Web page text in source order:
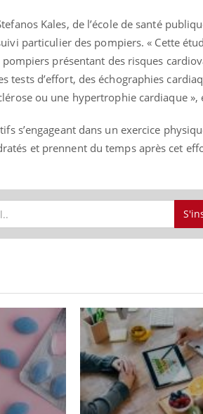
Kales, de l’école de santé
particulier des pompiers. « Cette
présentant des risques
tests d’effort, des échographies
ou une hypertrophie cardiaque »,
s’engageant dans un exercice
et prennent du temps après cet